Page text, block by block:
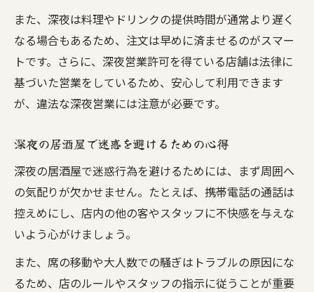
また、深夜は料理やドリンクの提供時間が通常より遅く
なる場合もあるため、注文は早めに済ませるのがスマー
トです。さらに、深夜営業許可を得ている店舗は法律に
基づいた営業をしているため、安心して利用できます
が、違法な深夜営業には注意が必要です。
深夜の居酒屋で迷惑を避けるための心得
深夜の居酒屋で迷惑行為を避けるためには、まず周囲へ
の気配りが欠かせません。たとえば、携帯電話の通話は
控えめにし、店内の他の客やスタッフに不快感を与えな
いよう心がけましょう。
また、席の移動や大人数での騒ぎはトラブルの原因にな
るため、店のルールやスタッフの指示に従うことが重要